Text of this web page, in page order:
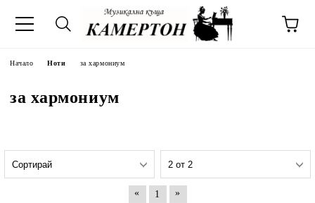
Начало Ноти за хармониум
за хармониум
« 1 »